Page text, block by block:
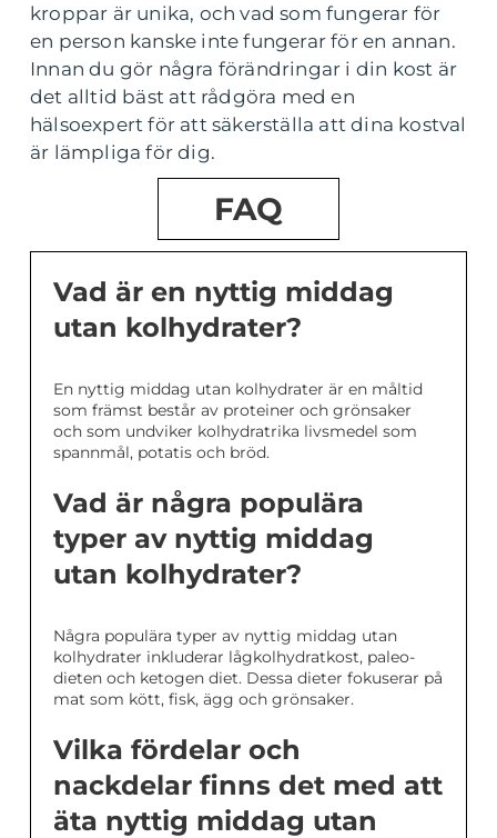
kroppar är unika, och vad som fungerar för
en person kanske inte fungerar för en annan.
Innan du gör några förändringar i din kost är
det alltid bäst att rådgöra med en
hälsoexpert för att säkerställa att dina kostval
är lämpliga för dig.
FAQ
Vad är en nyttig middag
utan kolhydrater?
En nyttig middag utan kolhydrater är en måltid
som främst består av proteiner och grönsaker
och som undviker kolhydratrika livsmedel som
spannmål, potatis och bröd.
Vad är några populära
typer av nyttig middag
utan kolhydrater?
Några populära typer av nyttig middag utan
kolhydrater inkluderar lågkolhydratkost, paleo-
dieten och ketogen diet. Dessa dieter fokuserar på
mat som kött, fisk, ägg och grönsaker.
Vilka fördelar och
nackdelar finns det med att
äta nyttig middag utan